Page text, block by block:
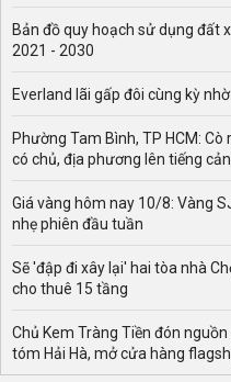
Bản đồ quy hoạch sử dụng đất
2021 - 2030
Everland lãi gấp đôi cùng kỳ
Phường Tam Bình, TP HCM:
có chủ, địa phương lên tiếng
Giá vàng hôm nay 10/8: Vàng
nhẹ phiên đầu tuần
Sẽ 'đập đi xây lại' hai tòa nhà
cho thuê 15 tầng
Chủ Kem Tràng Tiền đón
tóm Hải Hà, mở cửa hàng